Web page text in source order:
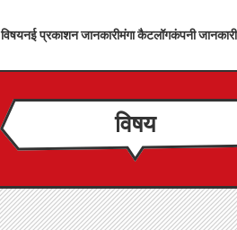
विषयनई प्रकाशन जानकारीमंगा कैटलॉगकंपनी जानकारी
विषय